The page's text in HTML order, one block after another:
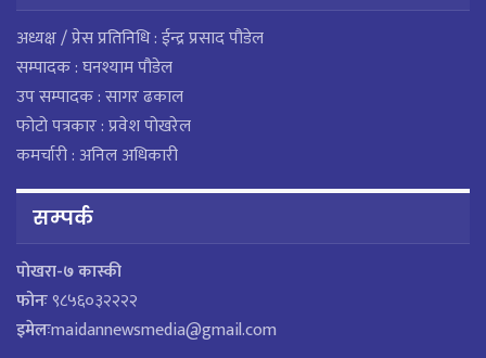
अध्यक्ष / प्रेस प्रतिनिधि : ईन्द्र प्रसाद पौडेल
सम्पादक : घनश्याम पौडेल
उप सम्पादक : सागर ढकाल
फोटो पत्रकार : प्रवेश पोखरेल
कमर्चारी : अनिल अधिकारी
सम्पर्क
पाेखरा-७ कास्की
फोनः९८५६०३२२२२
इमेलःmaidannewsmedia@gmail.com